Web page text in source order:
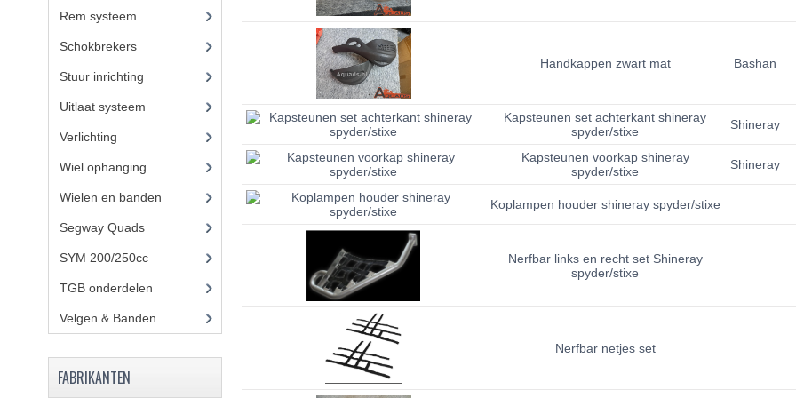
Handkappen zwart mat Bashan
Kapsteunen set achterkant shineray
spyder/stixe
Shineray
Kapsteunen voorkap shineray
spyder/stixe
Shineray
Koplampen houder shineray spyder/stixe
Nerfbar links en recht set Shineray
spyder/stixe
Nerfbar netjes set
Rem systeem
Schokbrekers(11)
Stuur inrichting
Uitlaat systeem
Verlichting
Wiel ophanging
Wielen en banden
Segway Quads(6)
SYM 200/250cc(15)
TGB onderdelen
Velgen & Banden
FABRIKANTEN